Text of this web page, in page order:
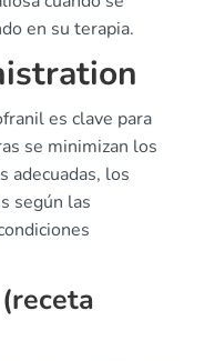
en su terapia.
es clave para
se minimizan los
adecuadas, los
según las